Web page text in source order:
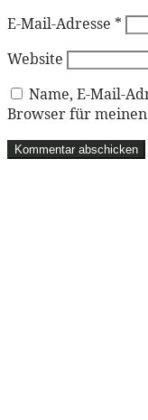
E-Mail-Adresse *
Website
Name, E-Mail-
Browser für